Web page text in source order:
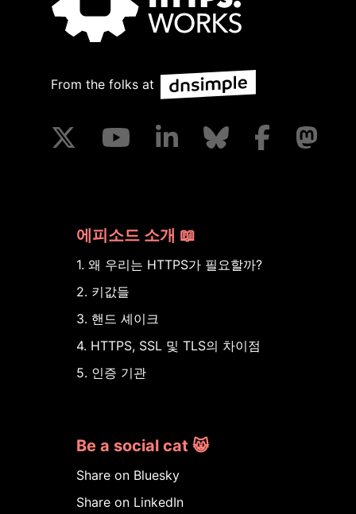
From the folks at
에피소드 소개 📖
1. 왜 우리는 HTTPS가 필요할까?
2. 키값들
3. 핸드 셰이크
4. HTTPS, SSL 및 TLS의 차이점
5. 인증 기관
Be a social cat 😸
Share on Bluesky
Share on LinkedIn